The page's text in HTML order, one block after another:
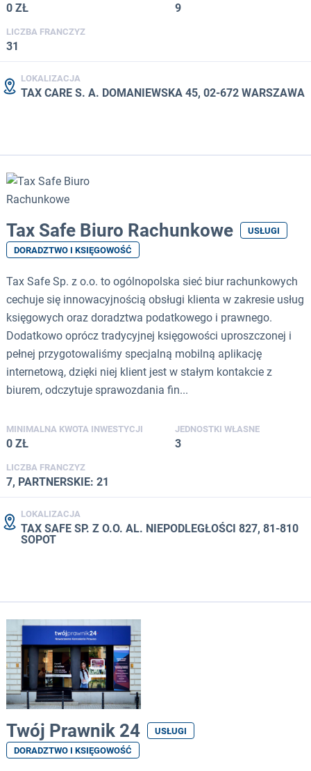
0 ZŁ 9
LICZBA FRANCZYZ
31
LOKALIZACJA
TAX CARE S. A. DOMANIEWSKA 45, 02-672 WARSZAWA
Tax Safe Biuro Rachunkowe
USŁUGI
DORADZTWO I KSIĘGOWOŚĆ
Tax Safe Sp. z o.o. to ogólnopolska sieć biur rachunkowych
cechuje się innowacyjnością obsługi klienta w zakresie usług
księgowych oraz doradztwa podatkowego i prawnego.
Dodatkowo oprócz tradycyjnej księgowości uproszczonej i
pełnej przygotowaliśmy specjalną mobilną aplikację
internetową, dzięki niej klient jest w stałym kontakcie z
biurem, odczytuje sprawozdania fin...
MINIMALNA KWOTA INWESTYCJI
0 ZŁ
JEDNOSTKI WŁASNE
3
LICZBA FRANCZYZ
7, PARTNERSKIE: 21
LOKALIZACJA
TAX SAFE SP. Z O.O. AL. NIEPODLEGŁOŚCI 827, 81-810
SOPOT
Twój Prawnik 24
USŁUGI
DORADZTWO I KSIĘGOWOŚĆ